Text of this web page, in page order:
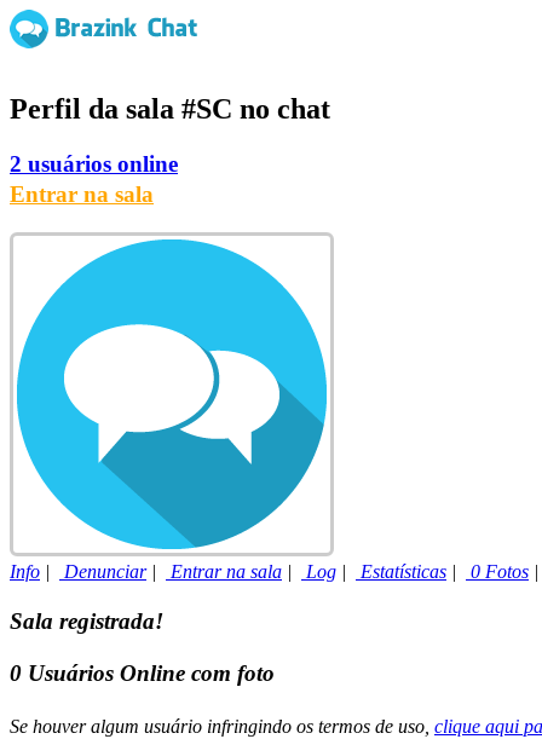
Perfil da sala #SC no chat
2 usuários online
Entrar na sala
Info | Denunciar| Entrar na sala | Log | Estatísticas | 0 Fotos
Sala registrada!
0 Usuários Online com foto
Se houver algum usuário infringindo os termos de uso, clique aqui